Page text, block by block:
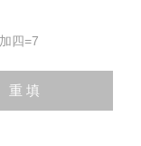
四=7